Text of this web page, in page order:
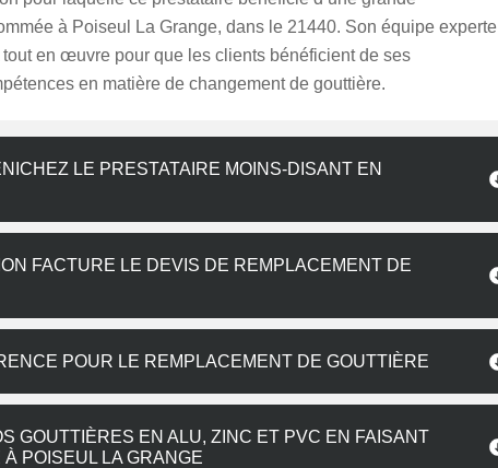
à Poiseul La Grange, dans le 21440. Son équipe experte
tout en œuvre pour que les clients bénéficient de ses
en matière de changement de gouttière.
LE PRESTATAIRE MOINS-DISANT EN
FACTURE LE DEVIS DE REMPLACEMENT DE
POUR LE REMPLACEMENT DE GOUTTIÈRE
GOUTTIÈRES EN ALU, ZINC ET PVC EN FAISANT
POISEUL LA GRANGE